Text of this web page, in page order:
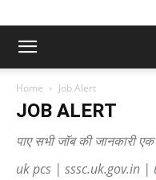
Home Job Alert
JOB ALERT
पाए सभी जॉब की जानकारी
uk pcs | sssc.uk.gov.in